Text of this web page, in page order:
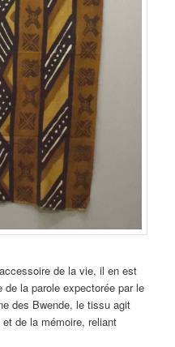
de la vie, il en est
de la parole expectorée par le
des Bwende, le tissu agit
de la mémoire, reliant